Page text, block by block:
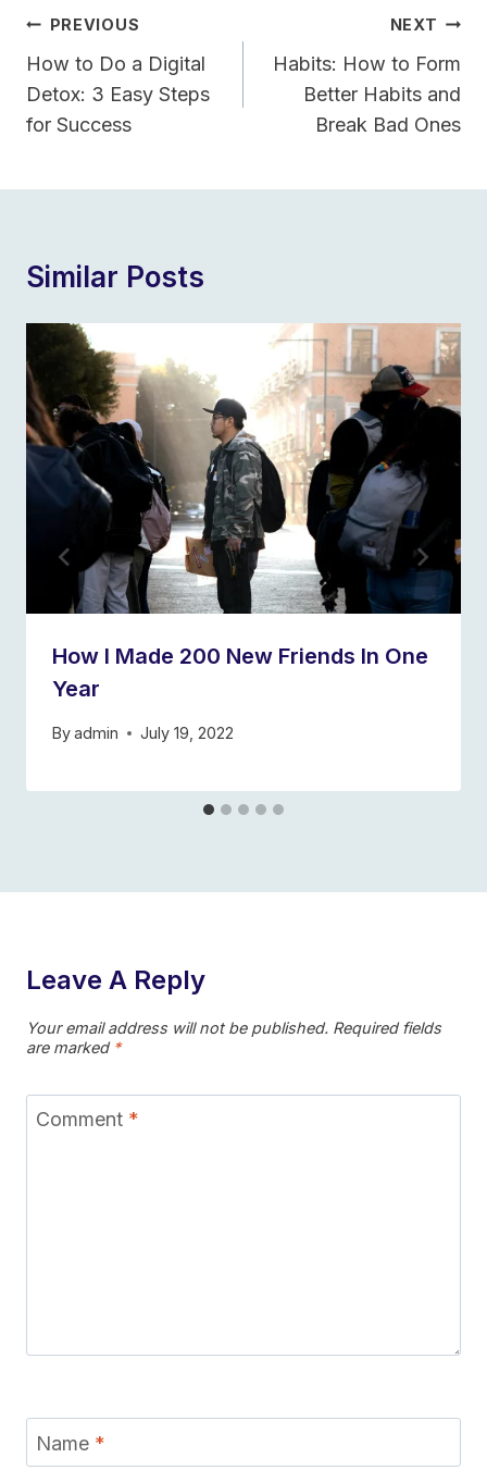
Post
Navigation
PREVIOUS
How to Do a Digital
Detox: 3 Easy Steps
for Success
NEXT
Habits: How to Form
Better Habits and
Break Bad Ones
Similar Posts
How I Made 200 New Friends In One
Year
Byadmin July 19, 2022
Leave A Reply
Your email address will not be published. Required fields
are marked *
Comment *
Name *